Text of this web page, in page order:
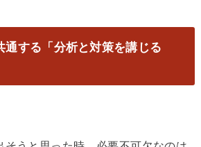
通する「分析と対策を講じる